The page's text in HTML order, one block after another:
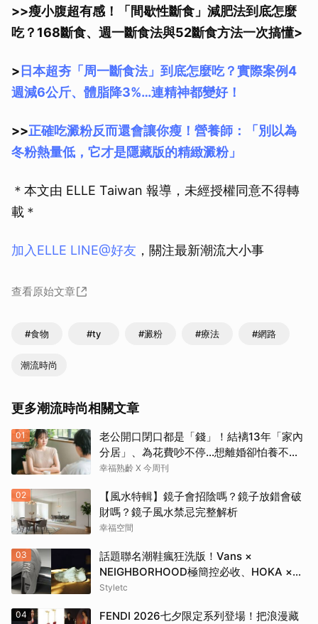
>>瘦小腹超有感！「間歇性斷食」減肥法到底怎麼
吃？168斷食、週一斷食法與52斷食方法一次搞懂>
> 日本超夯「周一斷食法」到底怎麼吃？實際案例4
週減6公斤、體脂降3%…連精神都變好！
>>正確吃澱粉反而還會讓你瘦！營養師：「別以為
冬粉熱量低，它才是隱藏版的精緻澱粉」
＊本文由 ELLE Taiwan 報導，未經授權同意不得轉
載＊
加入ELLE LINE@好友 ，關注最新潮流大小事
查看原始文章
#食物 #ty #澱粉 #療法 #網路
潮流時尚
更多潮流時尚相關文章
01
老公開口閉口都是「錢」！結褵13年「家內
分居」、為花費吵不停…想離婚卻怕養不活
自己：還要忍3年？
幸福熟齡 X 今周刊
02
【風水特輯】鏡子會招陰嗎？鏡子放錯會破
財嗎？鏡子風水禁忌完整解析
幸福空間
03
話題聯名潮鞋瘋狂洗版！Vans ×
NEIGHBORHOOD極簡控必收、HOKA ×
BEAMS根本穿上腳的藝術品
Styletc
04
FENDI 2026七夕限定系列登場！把浪漫藏